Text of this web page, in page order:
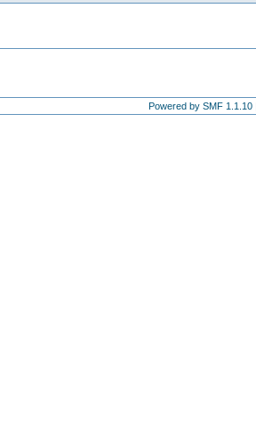
Powered by SMF 1.1.10